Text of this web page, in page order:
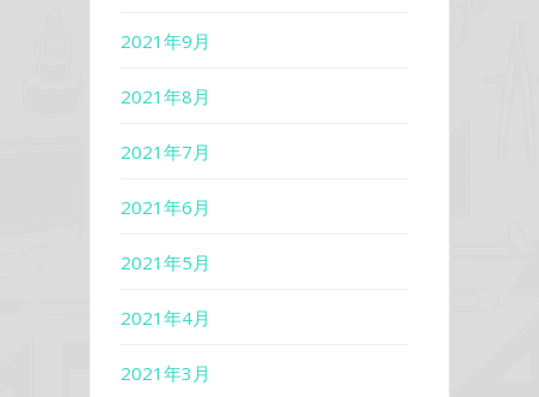
2021年9月
2021年8月
2021年7月
2021年6月
2021年5月
2021年4月
2021年3月